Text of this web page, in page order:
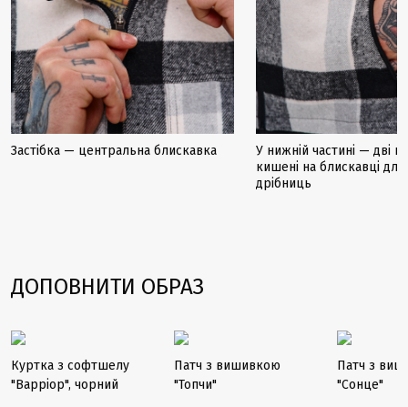
Застібка — центральна блискавка
У нижній частині — дві
кишені на блискавці
дрібниць
ДОПОВНИТИ ОБРАЗ
Куртка з софтшелу
"Варріор", чорний
-40%
Патч з вишивкою
"Топчи"
Патч з
"Сонце"